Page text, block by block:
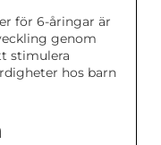
för 6-åringar är
genom
stimulera
hos barn